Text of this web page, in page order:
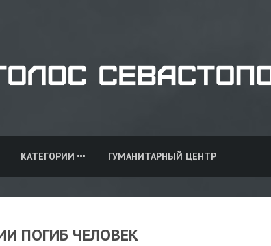
КАТЕГОРИИ ГУМАНИТАРНЫЙ ЦЕНТР
ПОГИБ ЧЕЛОВЕК